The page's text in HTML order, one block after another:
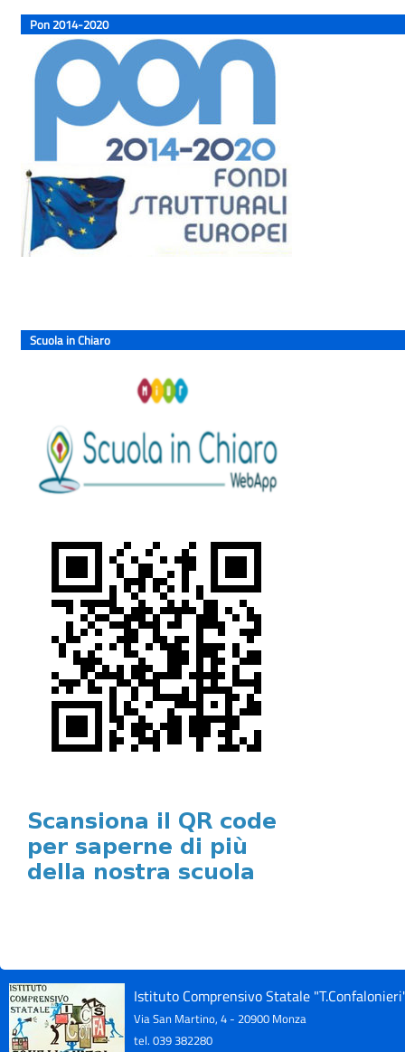
Pon 2014-2020
Scuola in Chiaro
Istituto Comprensivo Statale
Via San Martino, 4 - 20900 Monza
tel. 039 382280